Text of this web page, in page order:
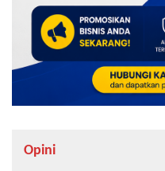
Opini